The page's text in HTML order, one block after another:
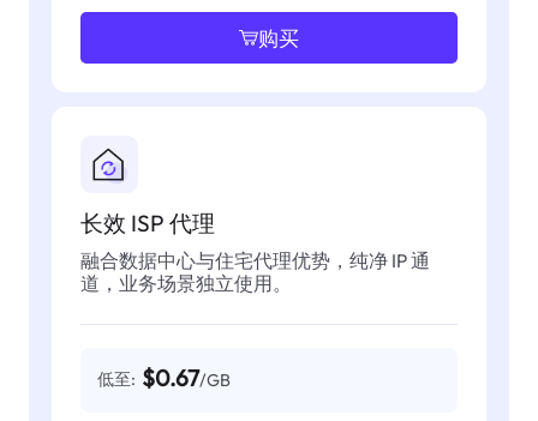
购买
长效 ISP 代理
融合数据中心与住宅代理优势，纯净 IP 通
道，业务场景独立使用。
低至: $0.67/GB